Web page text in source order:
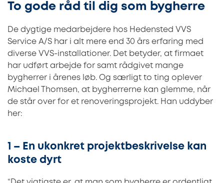
To gode råd til dig som bygherre
De dygtige medarbejdere hos Hedensted VVS
Service A/S har i alt mere end 30 års erfaring med
diverse VVS-installationer. Det betyder, at firmaet
har udført arbejde for samt rådgivet mange
bygherrer i årenes løb. Og særligt to ting oplever
Michael Thomsen, at bygherrerne kan glemme, når
de står over for et renoveringsprojekt. Han uddyber
her:
1 – En ukonkret projektbeskrivelse kan
koste dyrt